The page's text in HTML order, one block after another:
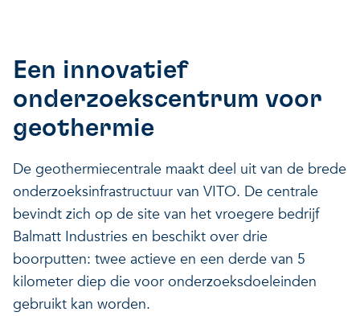
Een innovatief
onderzoekscentrum voor
geothermie
De geothermiecentrale maakt deel uit van de brede
onderzoeksinfrastructuur van VITO. De centrale
bevindt zich op de site van het vroegere bedrijf
Balmatt Industries en beschikt over drie
boorputten: twee actieve en een derde van 5
kilometer diep die voor onderzoeksdoeleinden
gebruikt kan worden.